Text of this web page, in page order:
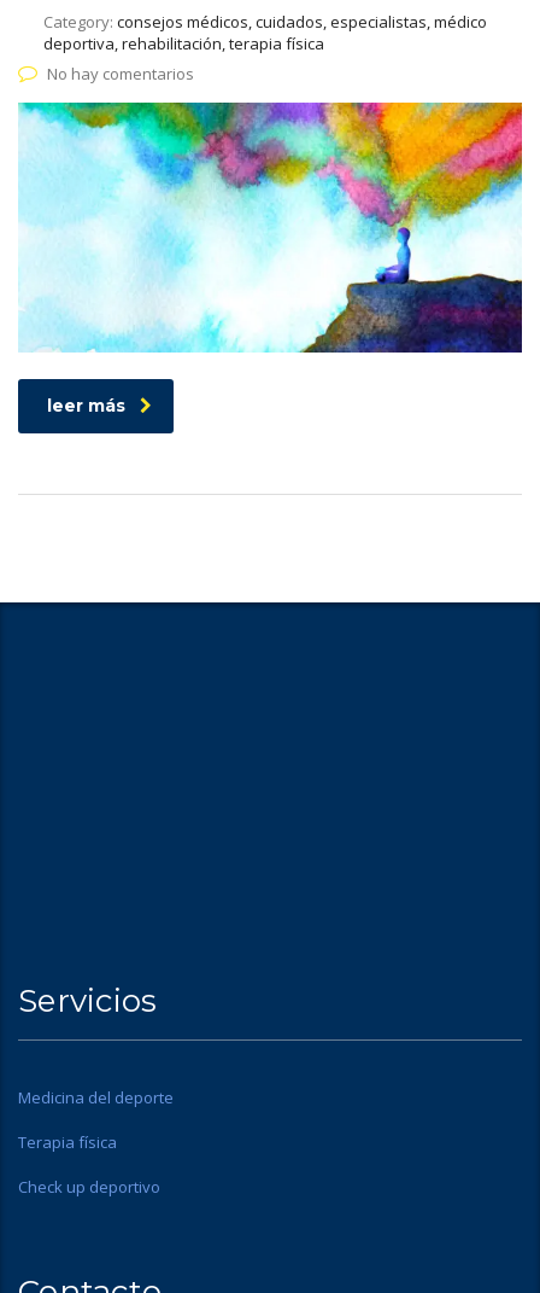
Category: consejos médicos, cuidados, especialistas, médico
deportiva, rehabilitación, terapia física
No hay comentarios
leer más
Servicios
Medicina del deporte
Terapia física
Check up deportivo